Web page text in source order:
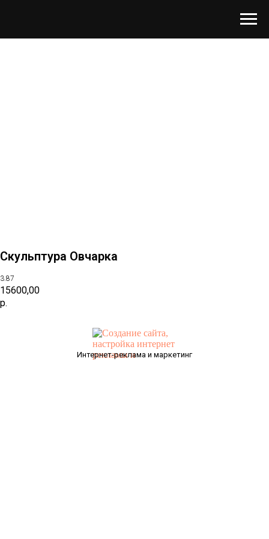
Скульптура Овчарка
3.87
15600,00
р.
Интернет-реклама и маркетинг